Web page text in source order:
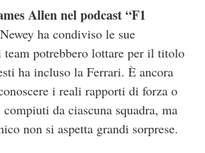
Allen nel podcast “F1
ha condiviso le sue
potrebbero lottare per il titolo
ha incluso la Ferrari. È ancora
i reali rapporti di forza o
da ciascuna squadra, ma
non si aspetta grandi sorprese.